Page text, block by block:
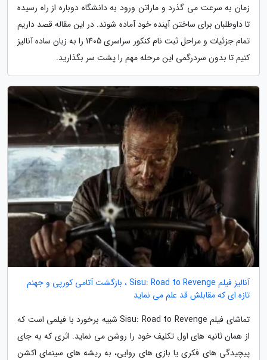
زمان به سرعت می گذرد و ماراتن ورود به دانشگاه دوباره از راه رسیده
تا داوطلبان برای ساختن آینده خود آماده شوند. در این مقاله قصد داریم
تمام جزئیات و مراحل ثبت نام کنکور سراسری 1405 را به زبان ساده آنالیز
کنیم تا بدون سردرگمی این مرحله مهم را پشت سر بگذارید.
آنالیز فیلم Sisu: Road to Revenge ، بازگشت آتامی کورپی و جهنم
تازه ای که مقابلش قد علم می نماید
تماشای فیلم Sisu: Road to Revenge شبیه برخورد با فیلمی است که
از همان ثانیه های اول تکلیف خود را روشن می نماید. اثری که به جای
پیچیدگی های فکری یا بازی های روایی، به ریشه های سینمای اکشن